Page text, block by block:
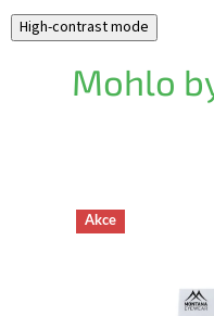
High-contrast mode
Mohlo
Akce